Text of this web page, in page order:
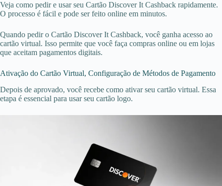
Veja como pedir e usar seu Cartão Discover It Cashback rapidamente.
O processo é fácil e pode ser feito online em minutos.
Quando pedir o Cartão Discover It Cashback, você ganha acesso ao
cartão virtual. Isso permite que você faça compras online ou em lojas
que aceitam pagamentos digitais.
Ativação do Cartão Virtual, Configuração de Métodos de Pagamento
Depois de aprovado, você recebe como ativar seu cartão virtual. Essa
etapa é essencial para usar seu cartão logo.